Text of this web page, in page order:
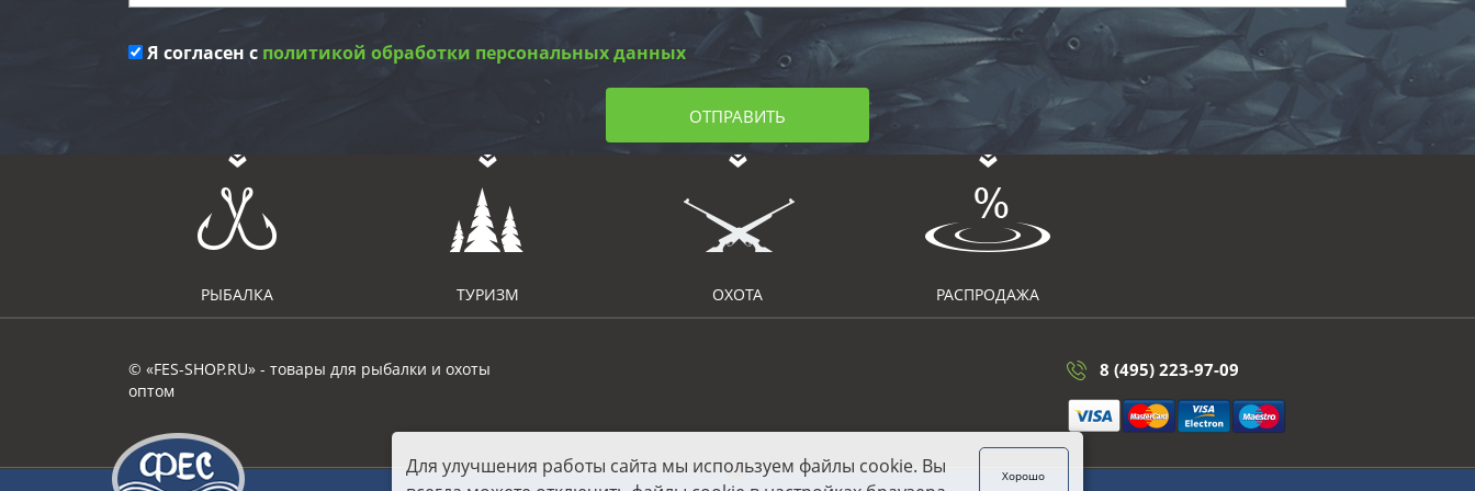
Я согласен с политикой обработки персональных данных
ОТПРАВИТЬ
РЫБАЛКА ТУРИЗМ ОХОТА РАСПРОДАЖА
© «FES-SHOP.RU» - товары для рыбалки и охоты
оптом
8 (495) 223-97-09
Для улучшения работы сайта мы используем файлы cookie. Вы
Хорошо